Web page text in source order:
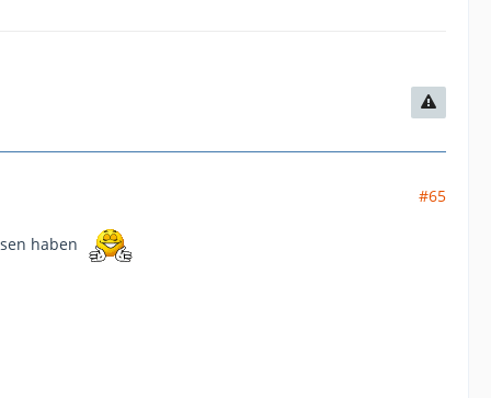
#65
haben